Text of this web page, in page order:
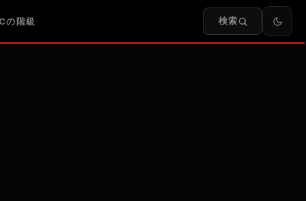
の階級 検索